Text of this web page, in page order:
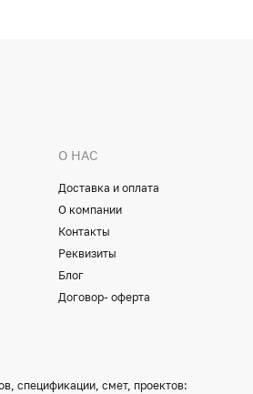
О НАС
Доставка и оплата
О компании
Контакты
Реквизиты
Блог
Договор- оферта
спецификации, смет, проектов: